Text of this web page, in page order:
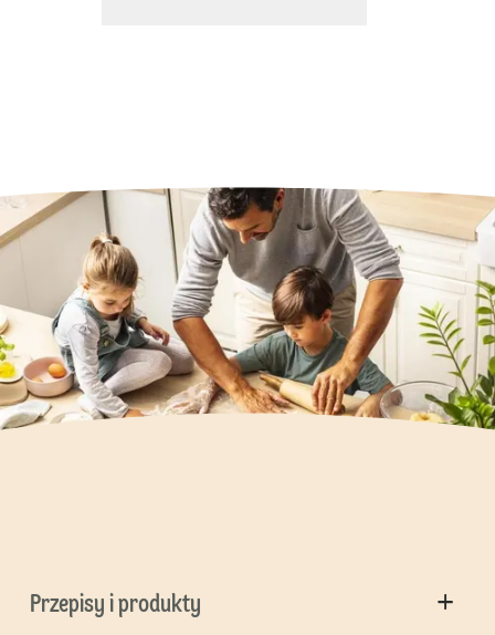
Przepisy i produkty